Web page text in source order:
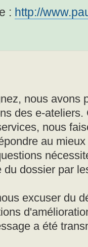
: http://
nous avons
des e-ateliers.
nous
au
du dossier par
excuser du
a été